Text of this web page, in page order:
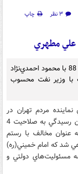
۳ نظر
چاپ
علي مطهري
اظهارات محسن رضايي در مناظره انتخاباتي سال 88 با محمود احمدي‌نژاد
با وزير نفت محسوب
مردم تهران در
مجلس شوراي اسلامي ‌امروز (چهارشنبه) در جريان رسيدگي به صلاحيت 4
‌مخالف‌ با رستم
شد كه‌ امام خميني(ره)
مسئوليت‌هاي دولتي و